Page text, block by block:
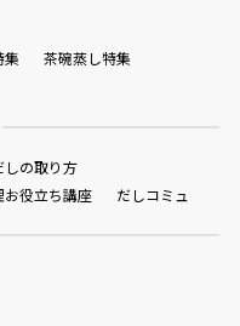
集 茶碗蒸し特集
しの取り方
お役立ち講座 だしコミュ